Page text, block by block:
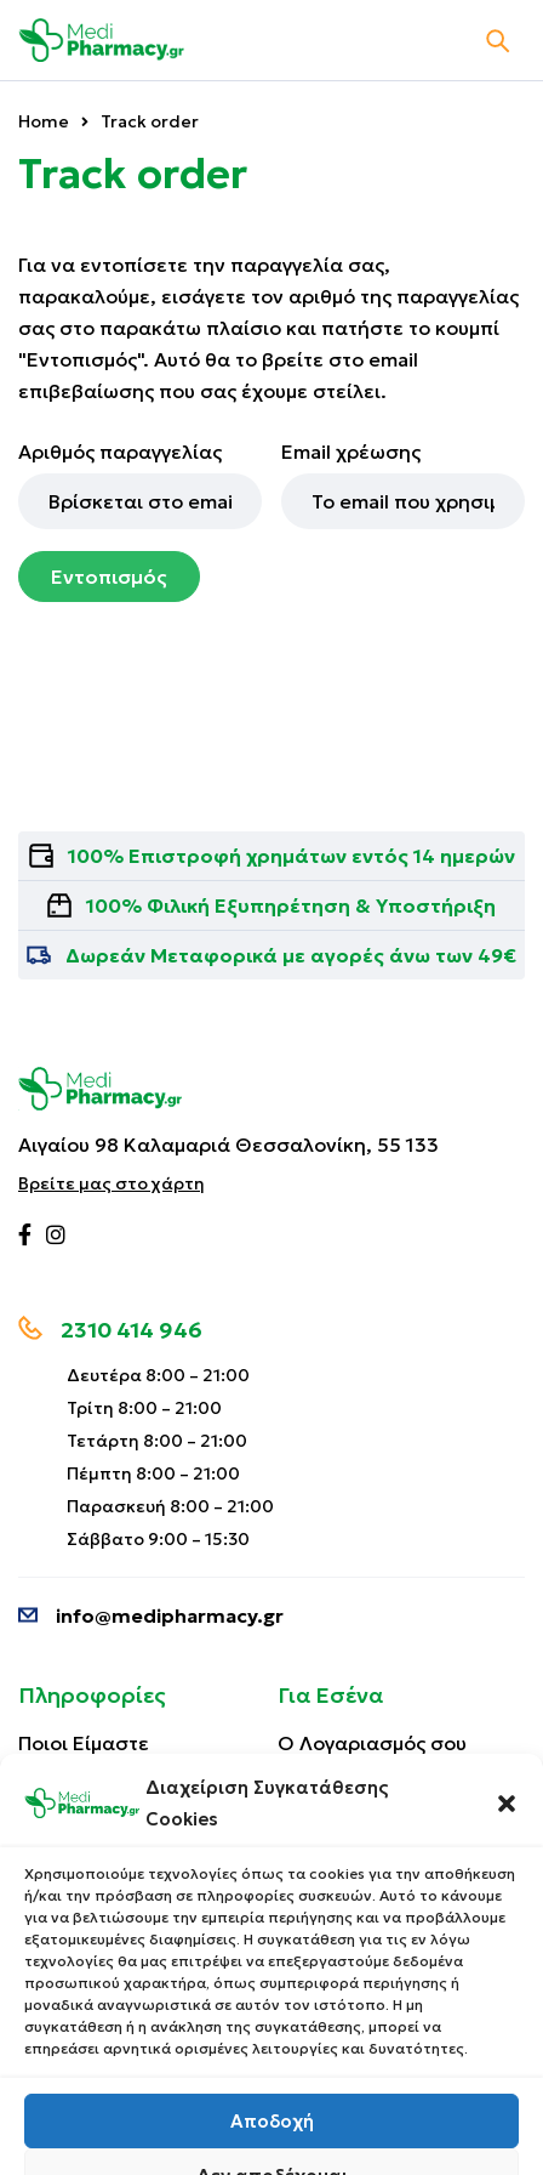
Διαχείριση Συγκατάθεσης
Cookies
Χρησιμοποιούμε τεχνολογίες όπως τα cookies για την αποθήκευση
ή/και την πρόσβαση σε πληροφορίες συσκευών. Αυτό το κάνουμε
για να βελτιώσουμε την εμπειρία περιήγησης και να προβάλλουμε
εξατομικευμένες διαφημίσεις. Η συγκατάθεση για τις εν λόγω
τεχνολογίες θα μας επιτρέψει να επεξεργαστούμε δεδομένα
προσωπικού χαρακτήρα, όπως συμπεριφορά περιήγησης ή
μοναδικά αναγνωριστικά σε αυτόν τον ιστότοπο. Η μη
συγκατάθεση ή η ανάκληση της συγκατάθεσης, μπορεί να
επηρεάσει αρνητικά ορισμένες λειτουργίες και δυνατότητες.
Αποδοχή
Home Track order
Track order
Για να εντοπίσετε την παραγγελία σας,
παρακαλούμε, εισάγετε τον αριθμό της παραγγελίας
σας στο παρακάτω πλαίσιο και πατήστε το κουμπί
"Εντοπισμός". Αυτό θα το βρείτε στο email
επιβεβαίωσης που σας έχουμε στείλει.
Αριθμός παραγγελίας Email χρέωσης
Εντοπισμός
100% Επιστροφή χρημάτων εντός 14 ημερών
100% Φιλική Εξυπηρέτηση & Υποστήριξη
Δωρεάν Μεταφορικά με αγορές άνω των 49€
Αιγαίου 98 Καλαμαριά Θεσσαλονίκη, 55 133
Βρείτε μας στο χάρτη
2310 414 946
Δευτέρα 8:00 – 21:00
Τρίτη 8:00 – 21:00
Τετάρτη 8:00 – 21:00
Πέμπτη 8:00 – 21:00
Παρασκευή 8:00 – 21:00
Σάββατο 9:00 – 15:30
info@medipharmacy.gr
Πληροφορίες
Ποιοι Είμαστε
Blog
Επικοινωνία
Όροι Χρήσης
Πολιτική Απορρήτου
Τρόποι Αποστολής
Τρόποι Πληρωμής
Επιστροφές Προϊόντων
Για Εσένα
Ο Λογαριασμός σου
Λίστα Αγαπημένων
Κέρδισε Κουπόνι
Έκπτωσης